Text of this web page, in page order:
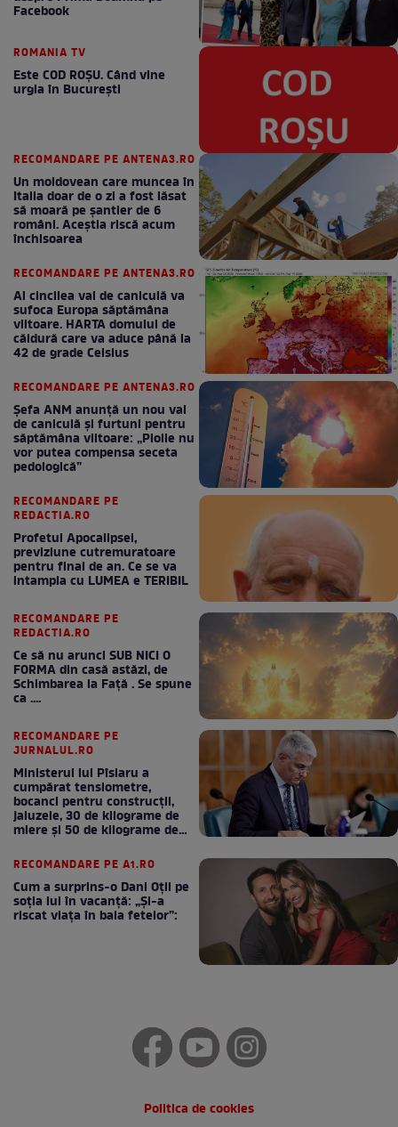
Facebook
ROMANIA TV
Este COD ROŞU. Când vine
urgia în Bucureşti
RECOMANDARE PE ANTENA3.RO
Un moldovean care muncea în
Italia doar de o zi a fost lăsat
să moară pe şantier de 6
români. Aceștia riscă acum
închisoarea
RECOMANDARE PE ANTENA3.RO
Al cincilea val de caniculă va
sufoca Europa săptămâna
viitoare. HARTA domului de
căldură care va aduce până la
42 de grade Celsius
RECOMANDARE PE ANTENA3.RO
Șefa ANM anunță un nou val
de caniculă și furtuni pentru
săptămâna viitoare: „Ploile nu
vor putea compensa seceta
pedologică”
RECOMANDARE PE
REDACTIA.RO
Profetul Apocalipsei,
previziune cutremuratoare
pentru final de an. Ce se va
intampla cu LUMEA e TERIBIL
RECOMANDARE PE
REDACTIA.RO
Ce să nu arunci SUB NICI O
FORMA din casă astăzi, de
Schimbarea la Față . Se spune
ca ....
RECOMANDARE PE
JURNALUL.RO
Ministerul lui Pîslaru a
cumpărat tensiometre,
bocanci pentru construcții,
jaluzele, 30 de kilograme de
miere și 50 de kilograme de
RECOMANDARE PE A1.RO
Cum a surprins-o Dani Oțil pe
soția lui în vacanță: „Și-a
riscat viața în baia fetelor”:
Politica de cookies